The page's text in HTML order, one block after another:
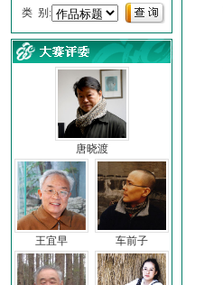
类 别:
唐晓渡
王宜早 车前子